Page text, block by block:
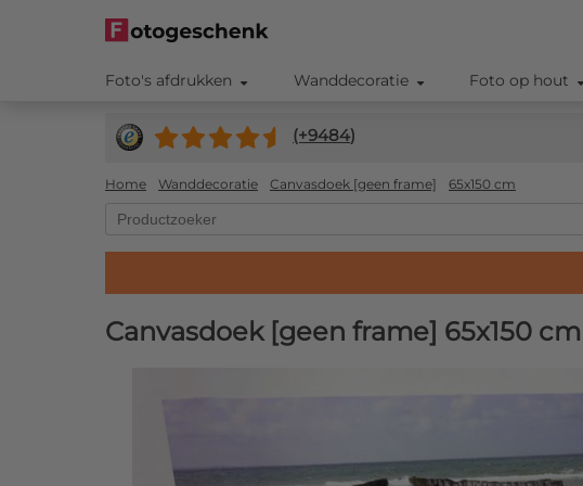
Foto's afdrukken Wanddecoratie Foto op hout
(+9484)
Home Wanddecoratie Canvasdoek [geen frame] 65x150 cm
Canvasdoek [geen frame] 65x150 cm